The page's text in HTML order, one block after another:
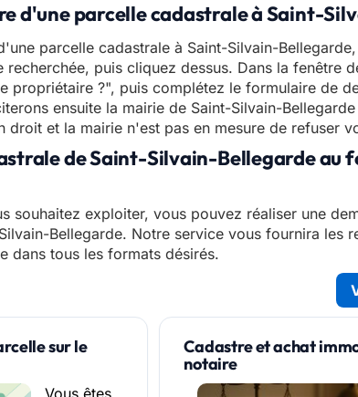
d'une parcelle cadastrale à Saint-
parcelle cadastrale à Saint-Silvain-
puis cliquez dessus. Dans la fenêtre
propriétaire ?", puis complétez le formulaire de
ensuite la mairie de Saint-Silvain-
droit et la mairie n'est pas en mesure de refuser
de Saint-Silvain-Bellegarde au
souhaitez exploiter, vous pouvez réaliser une
Bellegarde. Notre service vous fournira les
dans tous les formats désirés.
sur le
Cadastre et achat
notaire